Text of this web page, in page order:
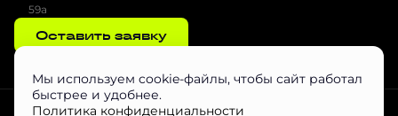
59а
Оставить заявку
Проектная декларация на наш.дом.рф
Мы используем cookie-файлы, чтобы сайт работал
быстрее и удобнее.
Политика конфиденциальности